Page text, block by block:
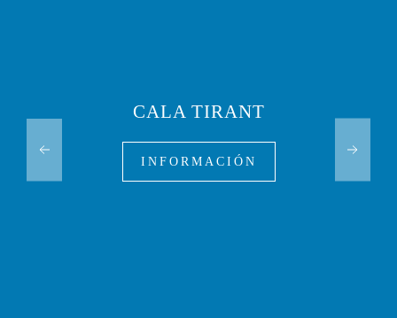
CALA TIRANT
INFORMACIÓN